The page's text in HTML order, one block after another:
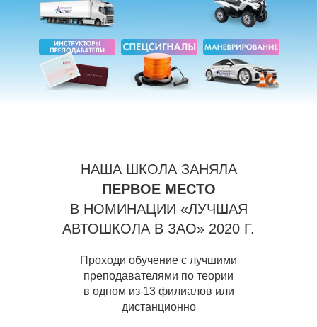
Проходи обучение с лучшими
преподавателями по теории
в одном из 13 филиалов или
дистанционно
НАША ШКОЛА ЗАНЯЛА
ПЕРВОЕ МЕСТО
В НОМИНАЦИИ «ЛУЧШАЯ
АВТОШКОЛА В ЗАО» 2020 Г.